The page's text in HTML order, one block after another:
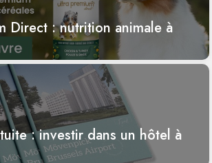
Direct : nutrition animale à
: investir dans un hôtel à